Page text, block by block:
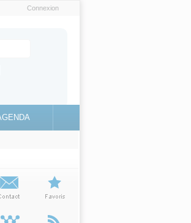
Connexion
education.gouv.fr